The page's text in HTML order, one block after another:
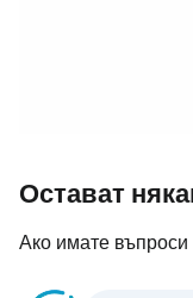
Остават
Ако имате въпроси